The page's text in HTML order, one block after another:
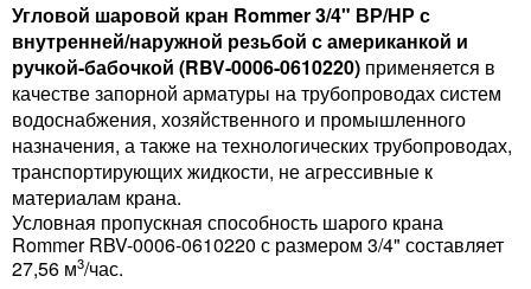
Угловой шаровой кран Rommer 3/4" ВР/НР с
внутренней/наружной резьбой с американкой и
ручкой-бабочкой (RBV-0006-0610220) применяется в
качестве запорной арматуры на трубопроводах систем
водоснабжения, хозяйственного и промышленного
назначения, а также на технологических трубопроводах,
транспортирующих жидкости, не агрессивные к
материалам крана.
Условная пропускная способность шарого крана
Rommer RBV-0006-0610220 с размером 3/4" составляет
27,56 м3/час.